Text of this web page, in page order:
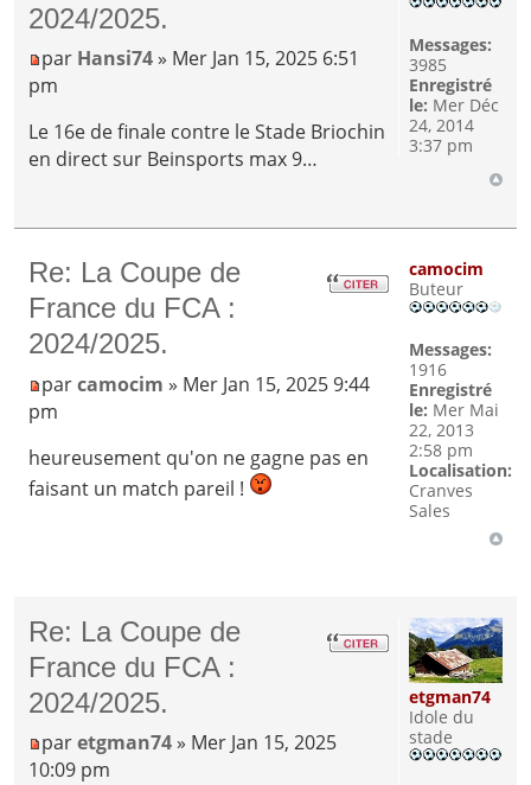
2024/2025.
par Hansi74 » Mer Jan 15, 2025 6:51
pm
Le 16e de finale contre le Stade Briochin
en direct sur Beinsports max 9…
Messages:
3985
Enregistré
le: Mer Déc
24, 2014
3:37 pm
Re: La Coupe de
France du FCA :
2024/2025.
parcamocim » Mer Jan 15, 2025 9:44
pm
heureusement qu'on ne gagne pas en
faisant un match pareil !
camocim
Buteur
Messages:
1916
Enregistré
le: Mer Mai
22, 2013
2:58 pm
Localisation:
Cranves
Sales
Re: La Coupe de
France du FCA :
2024/2025.
paretgman74 » Mer Jan 15, 2025
10:09 pm
etgman74
Idole du
stade